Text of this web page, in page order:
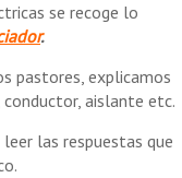
se recoge lo
.
pastores, explicamos
aislante etc.
las respuestas que